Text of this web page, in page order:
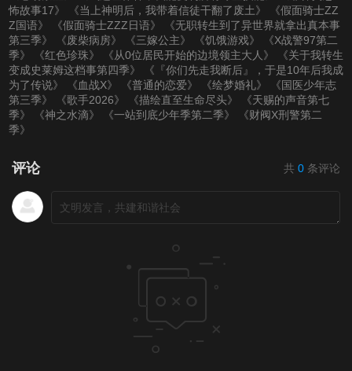
怖故事17》
《当上神明后，我带着信徒干翻了废土》
《假面骑士ZZ
Z国语》
《假面骑士ZZZ日语》
《无职转生到了异世界就拿出真本事
第三季》
《废柴病房》 《三嫁公主》 《饥饿游戏》
《X战警97第二
季》
《红色珍珠》 《从0位居民开始的边境领主大人》
《关于我转生
变成史莱姆这档事第四季》
《『你们先走我断后』，于是10年后我成
为了传说》
《血战X》 《普通的恋爱》 《绘梦婚礼》
《国医少年志
第三季》
《歌手2026》 《描绘直至生命尽头》
《天赐的声音第七
季》
《神之水滴》 《一站到底少年季第二季》
《财阀X刑警第二
季》
评论 共 0 条评论